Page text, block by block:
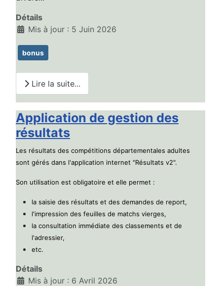
Détails
Mis à jour : 5 Juin 2026
bonus
Lire la suite...
Application de gestion des
résultats
Les résultats des compétitions départementales adultes
sont gérés dans l'application internet "Résultats v2".
Son utilisation est obligatoire et elle permet :
la saisie des résultats et des demandes de report,
l'impression des feuilles de matchs vierges,
la consultation immédiate des classements et de
l'adressier,
etc.
Détails
Mis à jour : 6 Avril 2026